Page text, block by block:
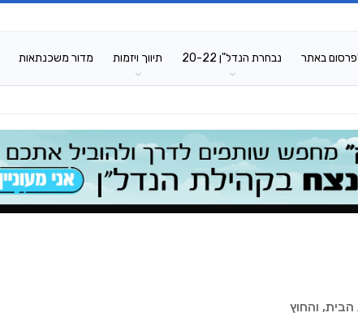
באתר נבחרת הנדל"ן 20-22 תיווך ויזמות מדור משכנתאות
והחוץ